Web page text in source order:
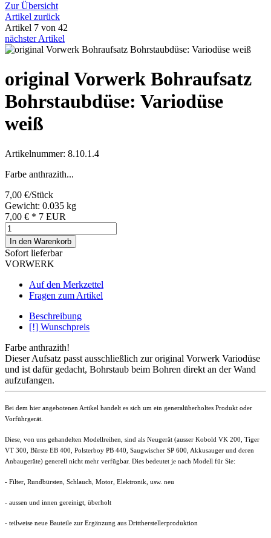
Zur Übersicht
Artikel zurück
Artikel 7 von 42
nächster Artikel
original Vorwerk Bohraufsatz
Bohrstaubdüse: Variodüse
weiß
Artikelnummer: 8.10.1.4
Farbe anthrazith...
7,00 €/Stück
Gewicht: 0.035 kg
7,00 € * 7 EUR
In den Warenkorb
Sofort lieferbar
VORWERK
Auf den Merkzettel
Fragen zum Artikel
Beschreibung
[!] Wunschpreis
Farbe anthrazith!
Dieser Aufsatz passt ausschließlich zur original Vorwerk Variodüse
und ist dafür gedacht, Bohrstaub beim Bohren direkt an der Wand
aufzufangen.
Bei dem hier angebotenen Artikel handelt es sich um ein generalüberholtes Produkt oder
Vorführgerät.
Diese, von uns gehandelten Modellreihen, sind als Neugerät (ausser Kobold VK 200, Tiger
VT 300, Bürste EB 400, Polsterboy PB 440, Saugwischer SP 600, Akkusauger und deren
Anbaugeräte) generell nicht mehr verfügbar. Dies bedeutet je nach Modell für Sie:
- Filter, Rundbürsten , Schlauch, Motor, Elektronik, usw. neu
- aussen und innen gereinigt, überholt
- teilweise neue Bauteile zur Ergänzung aus Drittherstellerproduktion